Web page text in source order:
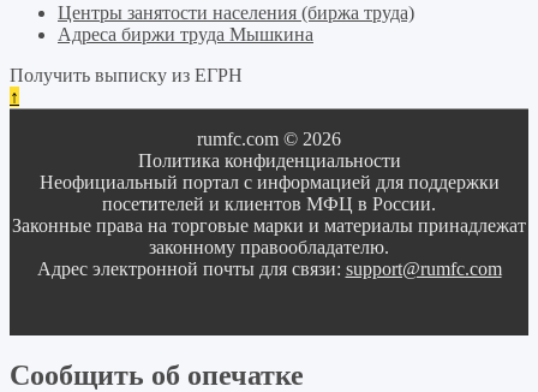
Центры занятости населения (биржа труда)
Адреса биржи труда Мышкина
Получить выписку из ЕГРН
↑
rumfc.com © 2026
Политика конфиденциальности
Неофициальный портал с информацией для поддержки
посетителей и клиентов МФЦ в России.
Законные права на торговые марки и материалы принадлежат
законному правообладателю.
Адрес электронной почты для связи: support@rumfc.com
Сообщить об опечатке